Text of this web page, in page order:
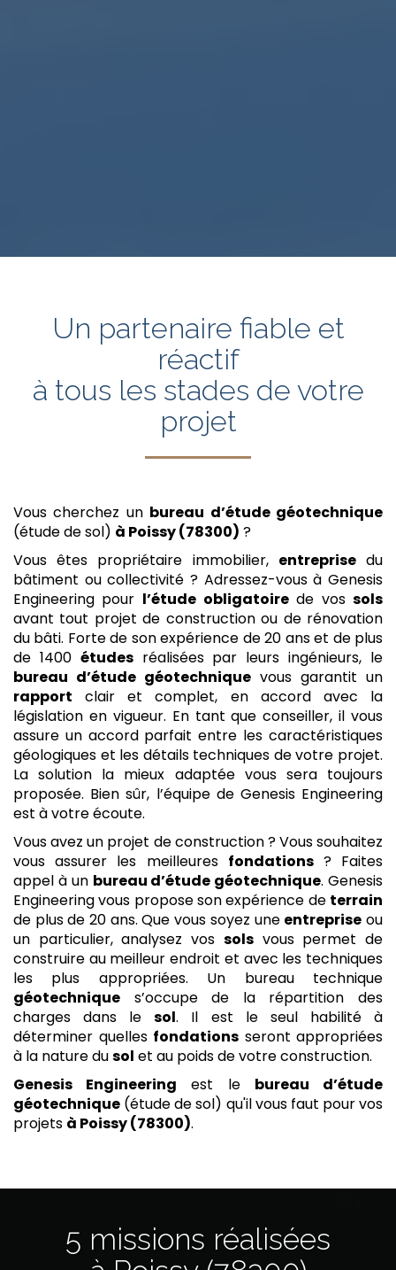
Un partenaire fiable et
réactif
à tous les stades de votre
projet
Vous cherchez un bureau d’étude géotechnique
(étude de sol) à Poissy (78300) ?
Vous êtes propriétaire immobilier, entreprisedu
bâtiment ou collectivité ? Adressez-vous à Genesis
Engineering pour l’étude obligatoire de vossols
avant tout projet de construction ou de rénovation
du bâti. Forte de son expérience de 20 ans et de plus
de 1400 étudesréalisées par leurs ingénieurs, le
bureau d’étude géotechnique vous garantit un
rapport clair et complet, en accord avec la
législation en vigueur. En tant que conseiller, il vous
assure un accord parfait entre les caractéristiques
géologiques et les détails techniques de votre projet.
La solution la mieux adaptée vous sera toujours
proposée. Bien sûr, l’équipe de Genesis Engineering
est à votre écoute.
Vous avez un projet de construction ? Vous souhaitez
vous assurer les meilleures fondations? Faites
appel à un bureau d’étude géotechnique. Genesis
Engineering vous propose son expérience de terrain
de plus de 20 ans. Que vous soyez une entreprise ou
un particulier, analysez vos solsvous permet de
construire au meilleur endroit et avec les techniques
les plus appropriées. Un bureau technique
géotechnique s’occupe de la répartition des
charges dans lesol. Il est le seul habilité à
déterminer quelles fondations seront appropriées
à la nature dusol et au poids de votre construction.
Genesis Engineering est le bureau d’étude
géotechnique (étude de sol) qu'il vous faut pour vos
projets à Poissy (78300).
5 missions réalisées